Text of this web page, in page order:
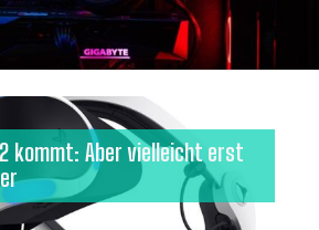
kommt: Aber vielleicht erst